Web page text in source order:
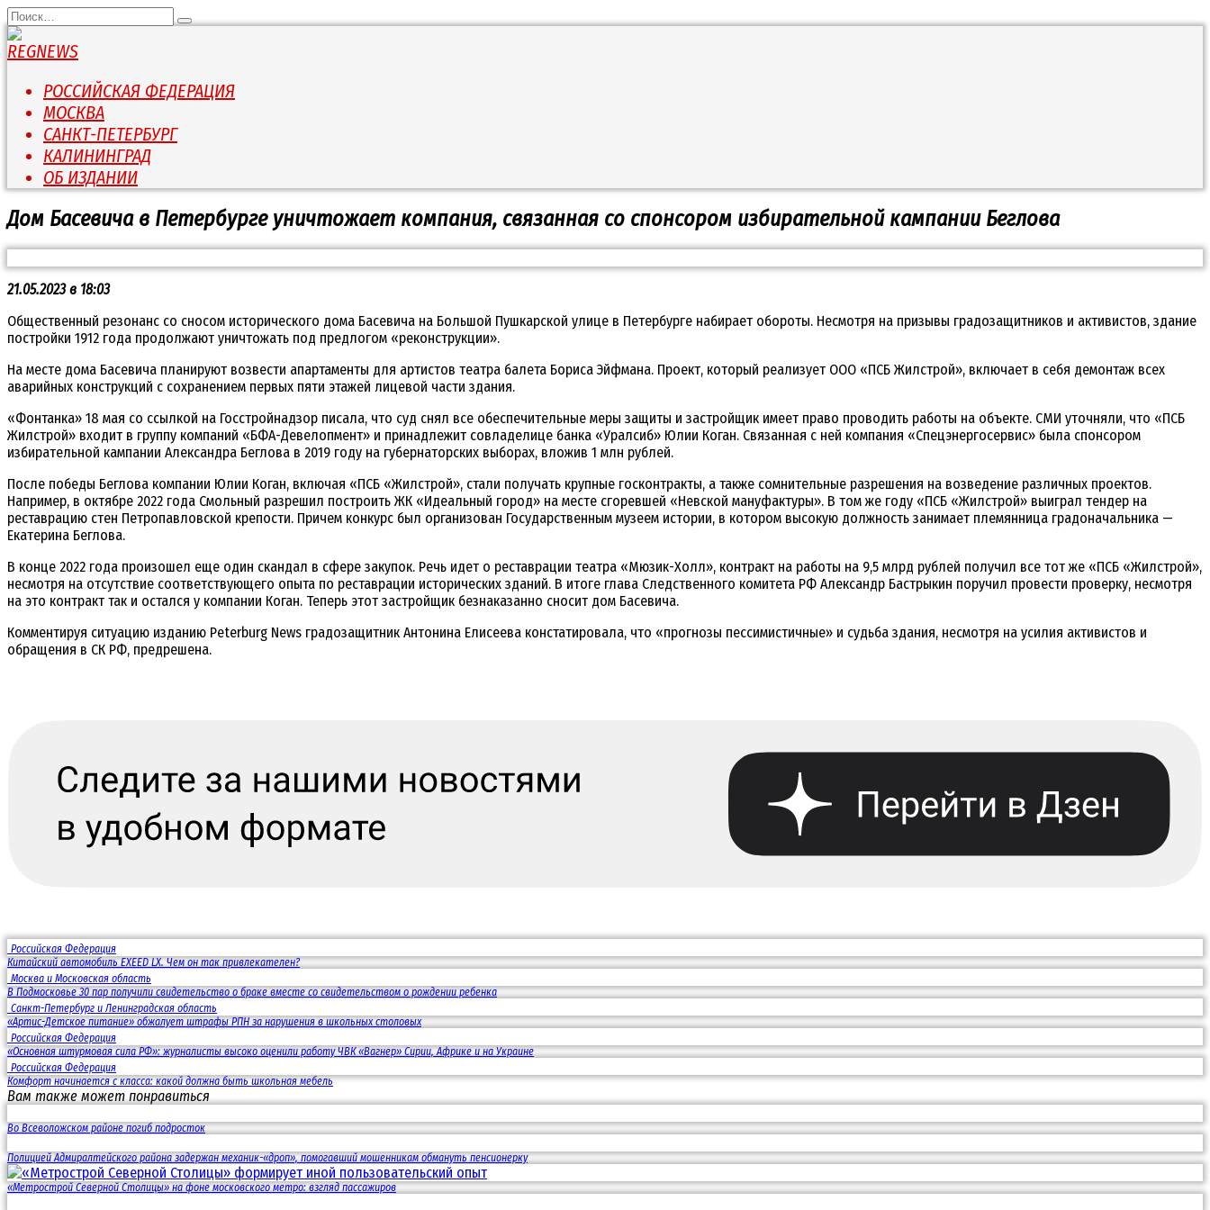
Перейти
к
содержанию
Search
for:
РОССИЙСКАЯ ФЕДЕРАЦИЯ
МОСКВА
САНКТ-ПЕТЕРБУРГ
КАЛИНИНГРАД
ОБ ИЗДАНИИ
Дом Басевича в Петербурге уничтожает компания, связанная со спонсором избирательной кампании Беглова
21.05.2023 в 18:03
Общественный резонанс со сносом исторического дома Басевича на Большой Пушкарской улице в Петербурге набирает обороты. Несмотря на призывы градозащитников и активистов, здание
постройки 1912 года продолжают уничтожать под предлогом «реконструкции».
На месте дома Басевича планируют возвести апартаменты для артистов театра балета Бориса Эйфмана. Проект, который реализует ООО «ПСБ Жилстрой», включает в себя демонтаж всех
аварийных конструкций с сохранением первых пяти этажей лицевой части здания.
«Фонтанка» 18 мая со ссылкой на Госстройнадзор писала, что суд снял все обеспечительные меры защиты и застройщик имеет право проводить работы на объекте. СМИ уточняли, что «ПСБ
Жилстрой» входит в группу компаний «БФА-Девелопмент» и принадлежит совладелице банка «Уралсиб» Юлии Коган. Связанная с ней компания «Спецэнергосервис» была спонсором
избирательной кампании Александра Беглова в 2019 году на губернаторских выборах, вложив 1 млн рублей.
После победы Беглова компании Юлии Коган, включая «ПСБ «Жилстрой», стали получать крупные госконтракты, а также сомнительные разрешения на возведение различных проектов.
Например, в октябре 2022 года Смольный разрешил построить ЖК «Идеальный город» на месте сгоревшей «Невской мануфактуры». В том же году «ПСБ «Жилстрой» выиграл тендер на
реставрацию стен Петропавловской крепости. Причем конкурс был организован Государственным музеем истории, в котором высокую должность занимает племянница градоначальника —
Екатерина Беглова.
В конце 2022 года произошел еще один скандал в сфере закупок. Речь идет о реставрации театра «Мюзик-Холл», контракт на работы на 9,5 млрд рублей получил все тот же «ПСБ «Жилстрой»,
несмотря на отсутствие соответствующего опыта по реставрации исторических зданий. В итоге глава Следственного комитета РФ Александр Бастрыкин поручил провести проверку, несмотря
на это контракт так и остался у компании Коган. Теперь этот застройщик безнаказанно сносит дом Басевича.
Комментируя ситуацию изданию Peterburg News градозащитник Антонина Елисеева констатировала, что «прогнозы пессимистичные» и судьба здания, несмотря на усилия активистов и
обращения в СК РФ, предрешена.
Российская Федерация
Китайский автомобиль EXEED LX. Чем он так привлекателен?
Москва и Московская область
В Подмосковье 30 пар получили свидетельство о браке вместе со свидетельством о рождении ребенка
Санкт-Петербург и Ленинградская область
«Артис-Детское питание» обжалует штрафы РПН за нарушения в школьных столовых
Российская Федерация
«Основная штурмовая сила РФ»: журналисты высоко оценили работу ЧВК «Вагнер» Сирии, Африке и на Украине
Российская Федерация
Комфорт начинается с класса: какой должна быть школьная мебель
Вам также может понравиться
Во Всеволожском районе погиб подросток
Полицией Адмиралтейского района задержан механик-«дроп», помогавший мошенникам обмануть пенсионерку
«Метрострой Северной Столицы» на фоне московского метро: взгляд пассажиров